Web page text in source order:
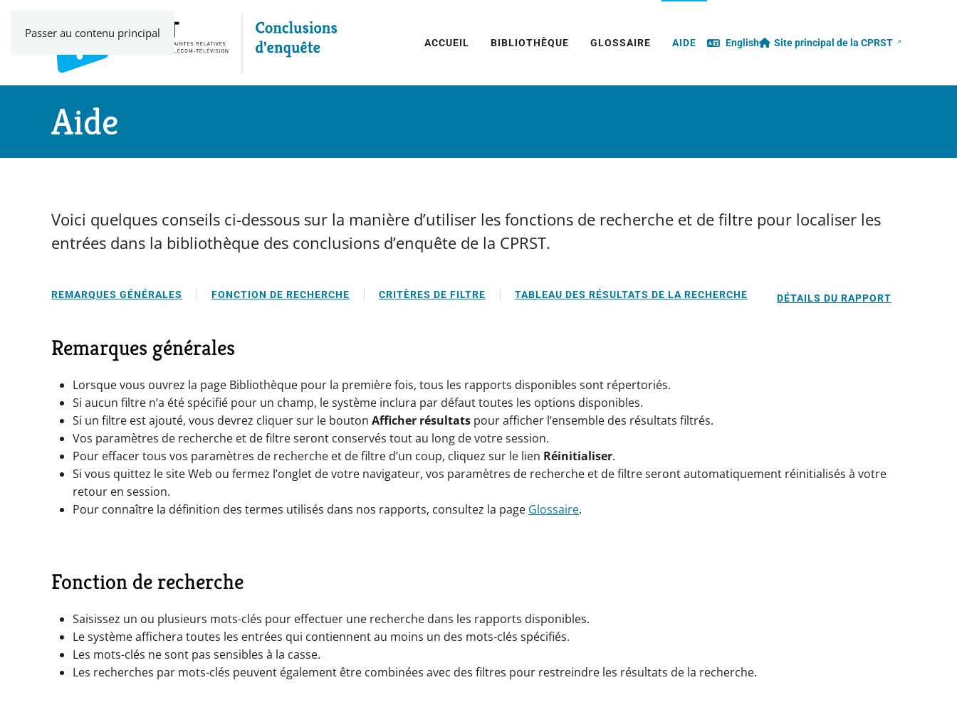
Passer au contenu principal
ACCUEIL BIBLIOTHÈQUE GLOSSAIRE AIDE English Site principal de la CPRST
fenêtre
Aide
Voici quelques conseils ci-dessous sur la manière d’utiliser les fonctions de recherche et de filtre pour localiser les
entrées dans la bibliothèque des conclusions d’enquête de la CPRST.
REMARQUES GÉNÉRALES FONCTION DE RECHERCHE CRITÈRES DE FILTRE TABLEAU DES RÉSULTATS DE LA RECHERCHE DÉTAILS DU RAPPORT
Remarques générales
Lorsque vous ouvrez la page Bibliothèque pour la première fois, tous les rapports disponibles sont répertoriés.
Si aucun filtre n’a été spécifié pour un champ, le système inclura par défaut toutes les options disponibles.
Si un filtre est ajouté, vous devrez cliquer sur le bouton Afficher résultats pour afficher l’ensemble des résultats filtrés.
Vos paramètres de recherche et de filtre seront conservés tout au long de votre session.
Pour effacer tous vos paramètres de recherche et de filtre d’un coup, cliquez sur le lien Réinitialiser.
Si vous quittez le site Web ou fermez l’onglet de votre navigateur, vos paramètres de recherche et de filtre seront automatiquement réinitialisés à votre
retour en session.
Pour connaître la définition des termes utilisés dans nos rapports, consultez la page Glossaire.
Fonction de recherche
Saisissez un ou plusieurs mots-clés pour effectuer une recherche dans les rapports disponibles.
Le système affichera toutes les entrées qui contiennent au moins un des mots-clés spécifiés.
Les mots-clés ne sont pas sensibles à la casse.
Les recherches par mots-clés peuvent également être combinées avec des filtres pour restreindre les résultats de la recherche.